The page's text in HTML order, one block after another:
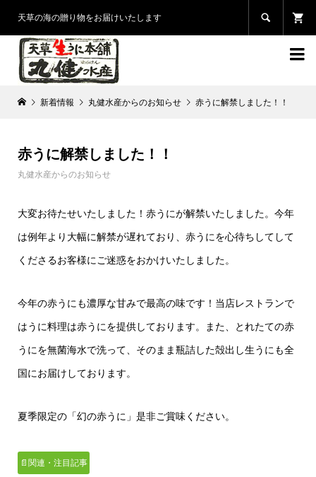
天草の海の贈り物をお届けいたします 

新着情報 丸健水産からのお知らせ 赤うに解禁しました！！
赤うに解禁しました！！
丸健水産からのお知らせ
大変お待たせいたしました！ 赤うにが解禁いたしました。 今年
は例年より大幅に解禁が遅れており、赤うにを心待ちしてして
くださるお客様にご迷惑をおかけいたしました。
今年の赤うにも濃厚な甘みで最高の味です！ 当店レストランで
はうに料理は赤うにを提供しております。 また、とれたての赤
うにを無菌海水で洗って、 そのまま瓶詰した殻出し生うにも全
国にお届けしております。
夏季限定の「幻の赤うに」 是非ご賞味ください。
📄関連・注目記事